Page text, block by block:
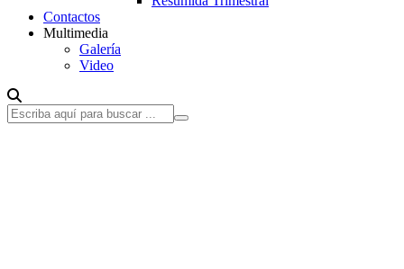
Contactos
Multimedia
Galería
Video